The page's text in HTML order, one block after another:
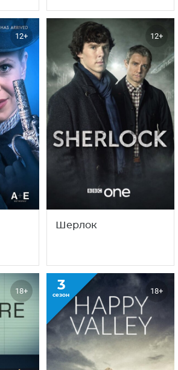
12+ 12+
Шерлок
18+ 3
сезон 18+